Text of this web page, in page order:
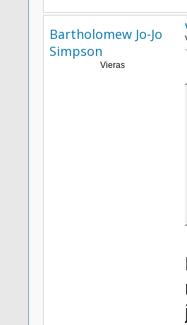
Bartholomew Jo-Jo
Simpson
Vieras